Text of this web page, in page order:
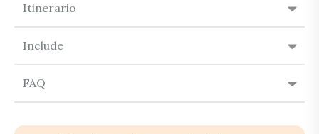
Itinerario
Include
FAQ